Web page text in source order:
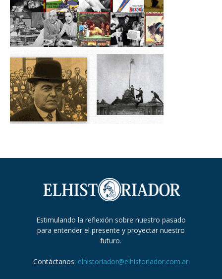
Estimulando la reflexión sobre nuestro pasado
para entender el presente y proyectar nuestro
futuro.
Contáctanos: elhistoriador@elhistoriador.com.ar